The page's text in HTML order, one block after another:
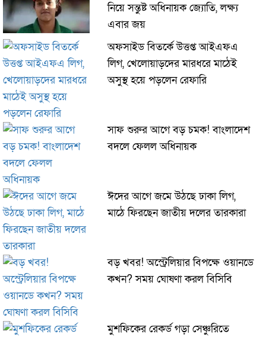
নিয়ে সন্তুষ্ট অধিনায়ক জ্যোতি, লক্ষ্য
এবার জয়
অফসাইড বিতর্কে উত্তপ্ত আইএফএ
লিগ, খেলোয়াড়দের মারধরে মাঠেই
অসুস্থ হয়ে পড়লেন রেফারি
সাফ শুরুর আগে বড় চমক! বাংলাদেশ
বদলে ফেলল অধিনায়ক
ঈদের আগে জমে উঠছে ঢাকা লিগ,
মাঠে ফিরছেন জাতীয় দলের তারকারা
বড় খবর! অস্ট্রেলিয়ার বিপক্ষে ওয়ানডে
কখন? সময় ঘোষণা করল বিসিবি
মুশফিকের রেকর্ড গড়া সেঞ্চুরিতে